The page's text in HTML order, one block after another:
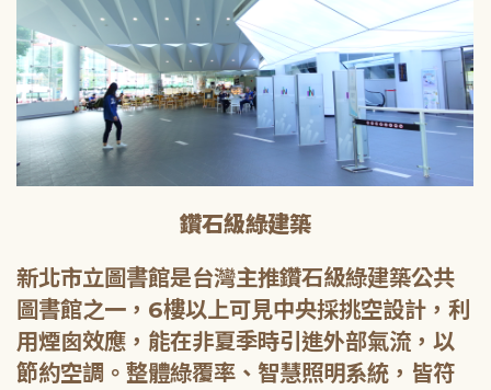
鑽石級綠建築
新北市立圖書館是台灣主推鑽石級綠建築公共
圖書館之一，6樓以上可見中央採挑空設計，利
用煙囪效應，能在非夏季時引進外部氣流，以
節約空調。整體綠覆率、智慧照明系統，皆符